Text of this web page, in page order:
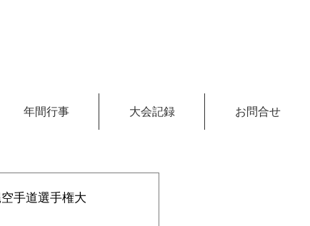
年間行事 大会記録 お問合せ
手道選手権大